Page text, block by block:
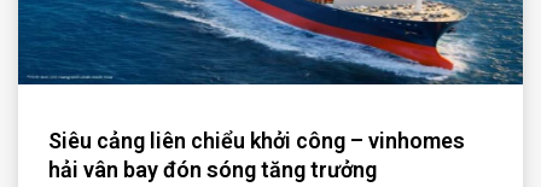
Siêu cảng liên chiểu khởi công – vinhomes
hải vân bay đón sóng tăng trưởng